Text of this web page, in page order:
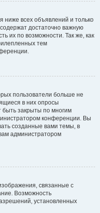
всех объявлений и только
достаточно важную
их по возможности. Так же, как
тем
пользователи больше не
в них опросы
быть закрыты по многим
конференции. Вы
созданные вами темы, в
администратором
связанные с
Возможность
установленных